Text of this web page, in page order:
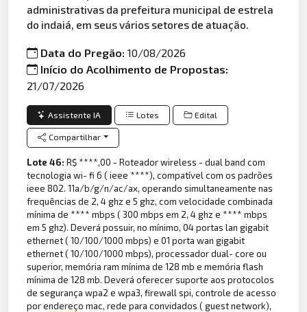
administrativas da prefeitura municipal de estrela
do indaiá, em seus vários setores de atuação.
Data do Pregão:10/08/2026
Início do Acolhimento de Propostas:
21/07/2026
Assistente IA Lotes Edital
Compartilhar
Lote 46:R$ ****,00 - Roteador wireless - dual band com
tecnologia wi- fi 6 ( ieee ****), compatível com os padrões
ieee 802. 11a/b/g/n/ac/ax, operando simultaneamente nas
frequências de 2, 4 ghz e 5 ghz, com velocidade combinada
mínima de **** mbps ( 300 mbps em 2, 4 ghz e **** mbps
em 5 ghz). Deverá possuir, no mínimo, 04 portas lan gigabit
ethernet ( 10/100/1000 mbps) e 01 porta wan gigabit
ethernet ( 10/100/1000 mbps), processador dual- core ou
superior, memória ram mínima de 128 mb e memória flash
mínima de 128 mb. Deverá oferecer suporte aos protocolos
de segurança wpa2 e wpa3, firewall spi, controle de acesso
por endereço mac, rede para convidados ( guest network),